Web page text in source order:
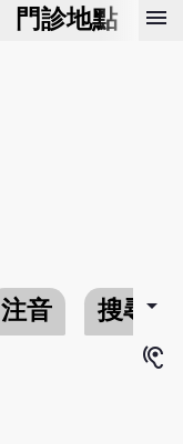
門診地點 預
menu
注音 搜尋arrow_drop_down
hearing